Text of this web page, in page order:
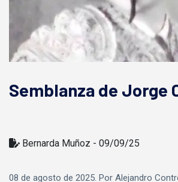
Semblanza de Jorge
Bernarda Muñoz - 09/09/25
08 de agosto de 2025. Por Alejandro